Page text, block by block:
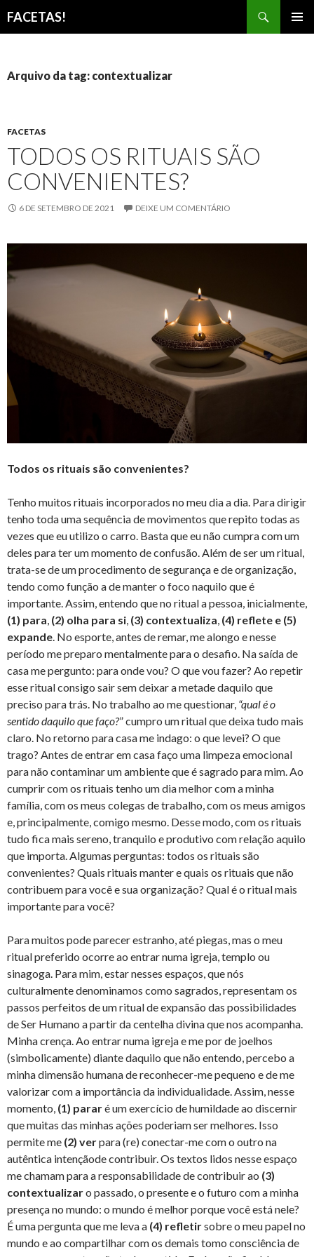
FACETAS!
CONTEÚDO
Arquivo da tag: contextualizar
FACETAS
TODOS OS RITUAIS SÃO
CONVENIENTES?
6 DE SETEMBRO DE 2021 DEIXE UM COMENTÁRIO
Todos os rituais são convenientes?
Tenho muitos rituais incorporados no meu dia a dia. Para dirigir
tenho toda uma sequência de movimentos que repito todas as
vezes que eu utilizo o carro. Basta que eu não cumpra com um
deles para ter um momento de confusão. Além de ser um ritual,
trata-se de um procedimento de segurança e de organização,
tendo como função a de manter o foco naquilo que é
importante. Assim, entendo que no ritual a pessoa, inicialmente,
(1) para (2) olha para si (3) contextualiza (4) reflete e (5)
expande . No esporte, antes de remar, me alongo e nesse
período me preparo mentalmente para o desafio. Na saída de
casa me pergunto: para onde vou? O que vou fazer? Ao repetir
esse ritual consigo sair sem deixar a metade daquilo que
preciso para trás. No trabalho ao me questionar, “qual é o
sentido daquilo que faço?” cumpro um ritual que deixa tudo mais
claro. No retorno para casa me indago: o que levei? O que
trago? Antes de entrar em casa faço uma limpeza emocional
para não contaminar um ambiente que é sagrado para mim. Ao
cumprir com os rituais tenho um dia melhor com a minha
família, com os meus colegas de trabalho, com os meus amigos
e, principalmente, comigo mesmo. Desse modo, com os rituais
tudo fica mais sereno, tranquilo e produtivo com relação aquilo
que importa. Algumas perguntas: todos os rituais são
convenientes? Quais rituais manter e quais os rituais que não
contribuem para você e sua organização? Qual é o ritual mais
importante para você?
Para muitos pode parecer estranho, até piegas, mas o meu
ritual preferido ocorre ao entrar numa igreja, templo ou
sinagoga. Para mim, estar nesses espaços, que nós
culturalmente denominamos como sagrados, representam os
passos perfeitos de um ritual de expansão das possibilidades
de Ser Humano a partir da centelha divina que nos acompanha.
Minha crença. Ao entrar numa igreja e me por de joelhos
(simbolicamente) diante daquilo que não entendo, percebo a
minha dimensão humana de reconhecer-me pequeno e de me
valorizar com a importância da individualidade. Assim, nesse
momento, (1) pararé um exercício de humildade ao discernir
que muitas das minhas ações poderiam ser melhores. Isso
permite me (2) verpara (re) conectar-me com o outro na
autêntica intençãode contribuir. Os textos lidos nesse espaço
me chamam para a responsabilidade de contribuir ao (3)
contextualizaro passado, o presente e o futuro com a minha
presença no mundo: o mundo é melhor porque você está nele?
É uma pergunta que me leva a (4) refletirsobre o meu papel no
mundo e ao compartilhar com os demais tomo consciência de